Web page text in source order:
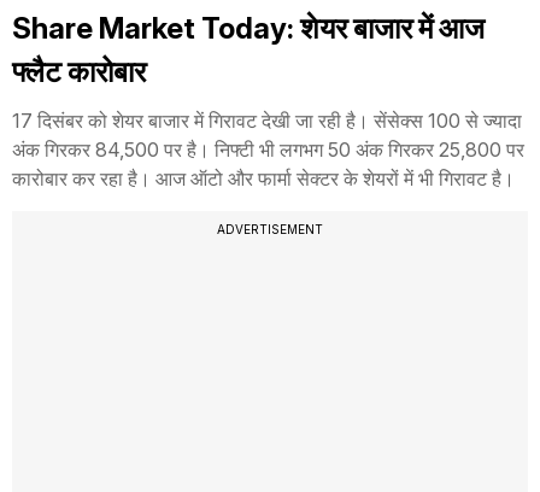
Share Market Today: शेयर बाजार में आज
फ्लैट कारोबार
17 दिसंबर को शेयर बाजार में गिरावट देखी जा रही है। सेंसेक्स 100 से ज्यादा
अंक गिरकर 84,500 पर है। निफ्टी भी लगभग 50 अंक गिरकर 25,800 पर
कारोबार कर रहा है। आज ऑटो और फार्मा सेक्टर के शेयरों में भी गिरावट है।
ADVERTISEMENT